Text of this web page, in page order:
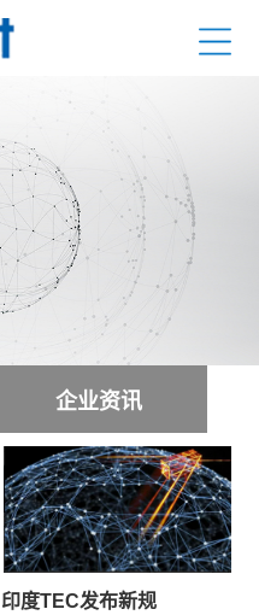
企业资讯
印度TEC发布新规